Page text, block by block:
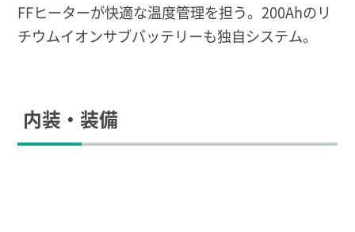
FFヒーターが快適な温度管理を担う。200Ahのリ
チウムイオンサブバッテリーも独自システム。
内装・装備